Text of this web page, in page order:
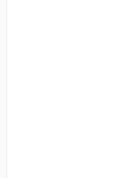
اول صنایع و مصرف‌کنندگان در
نقشی کلیدی در حفظ منابع آبی